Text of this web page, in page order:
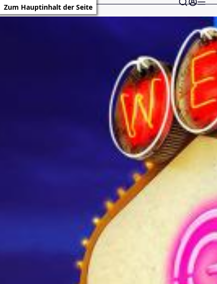
Zum Hauptinhalt der Seite